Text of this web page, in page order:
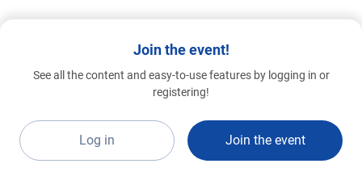
Join the event!
See all the content and easy-to-use features by logging in or
registering!
Log in Join the event